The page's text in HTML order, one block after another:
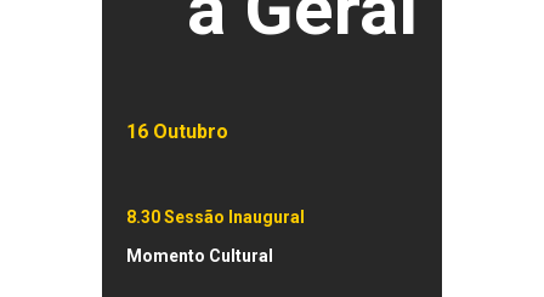
16 Outubro
8.30Sessão Inaugural
Momento Cultural